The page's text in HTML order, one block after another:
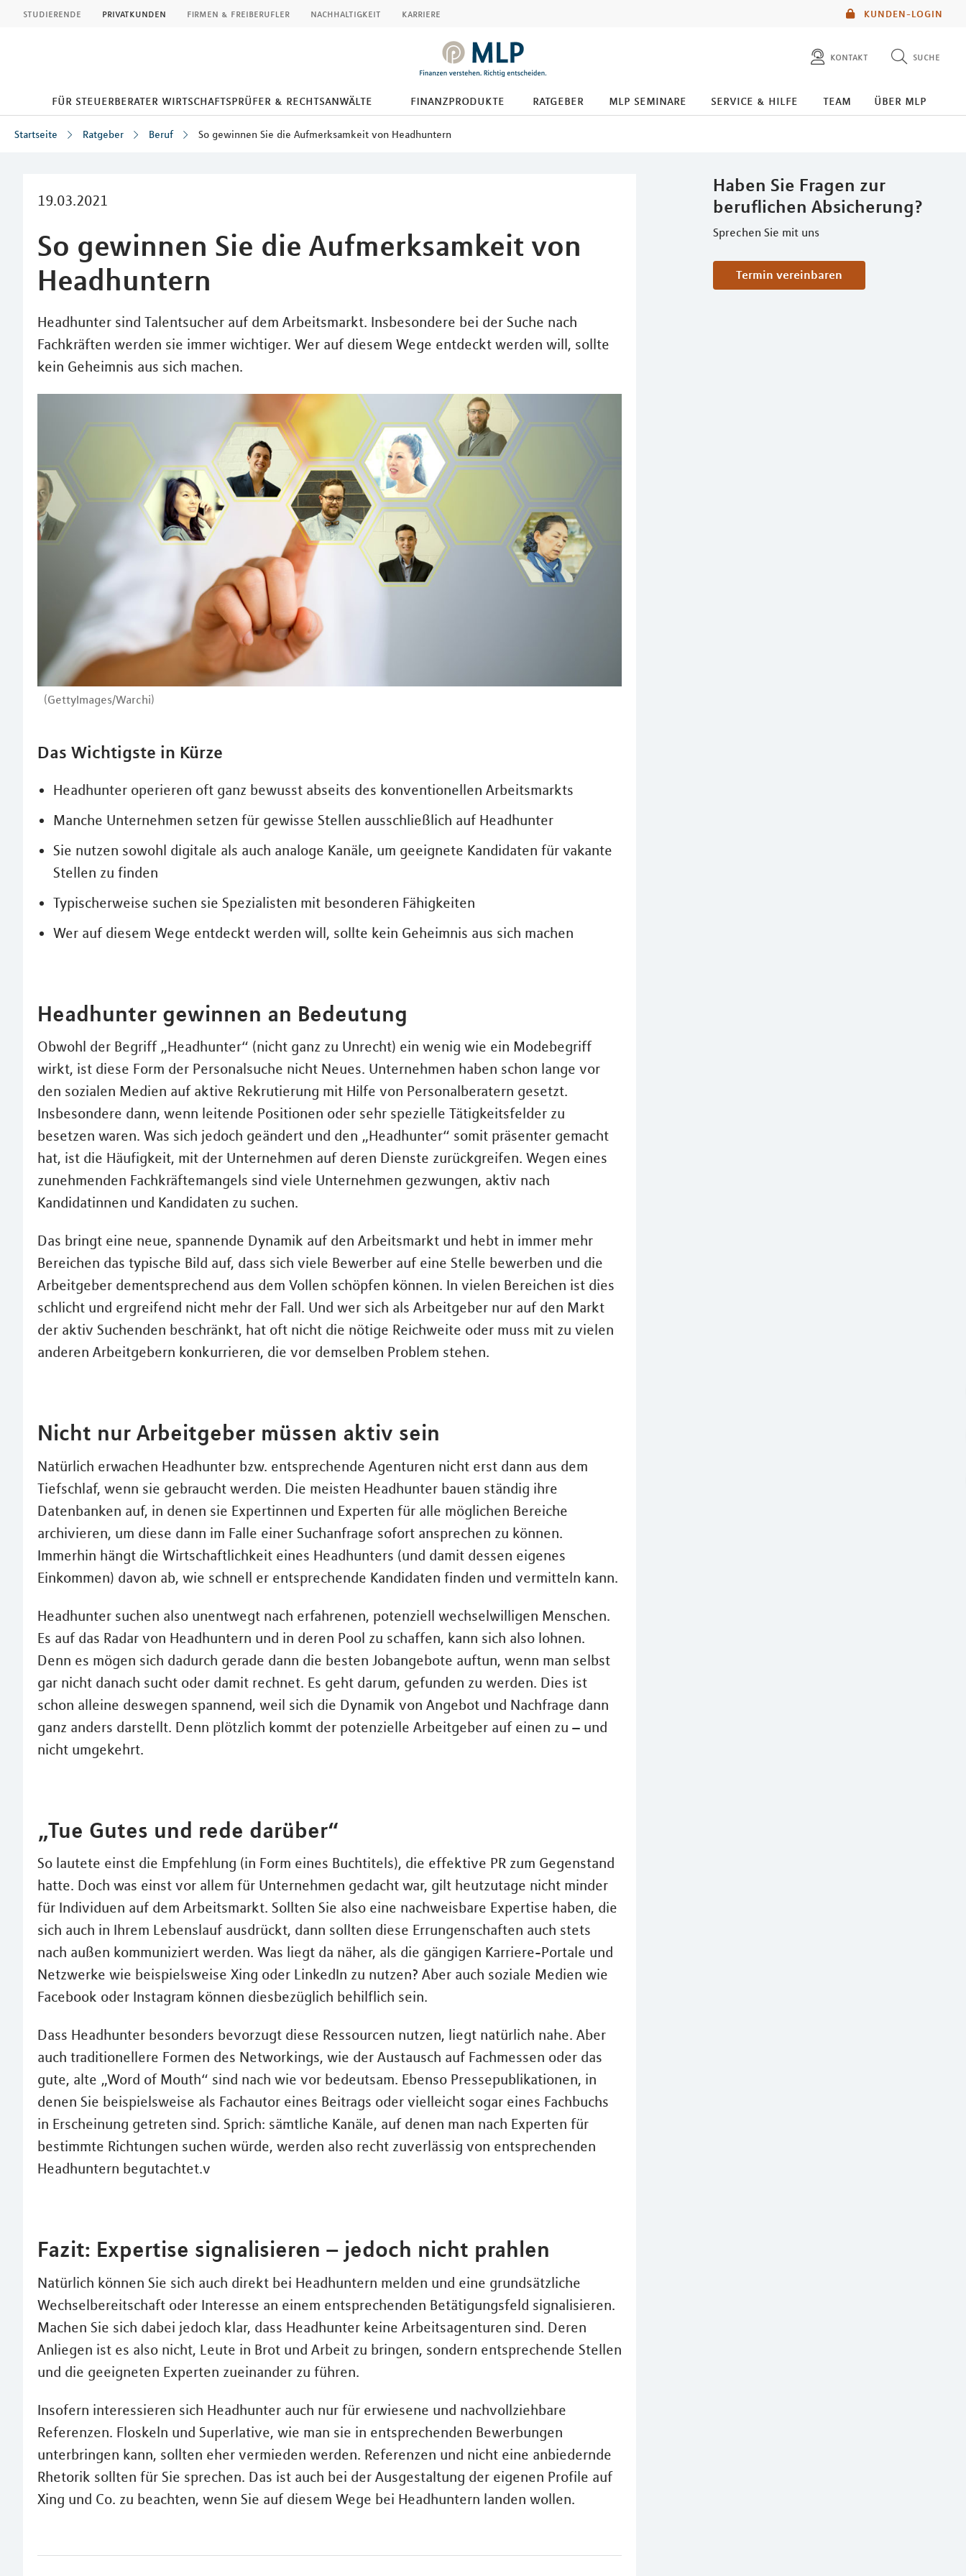
KUNDEN-LOGIN
studierende privatkunden firmen & freiberufler nachhaltigkeit karriere
kontakt suche
diese website durchsuchen
für steuerberater wirtschaftsprüfer & rechtsanwälte finanzprodukte ratgeber mlp seminare service & hilfe team über mlp
Startseite Ratgeber Beruf So gewinnen Sie die Aufmerksamkeit von Headhuntern
19.03.2021
So gewinnen Sie die Aufmerksamkeit von
Headhuntern
Headhunter sind Talentsucher auf dem Arbeitsmarkt. Insbesondere bei der Suche nach
Fachkräften werden sie immer wichtiger. Wer auf diesem Wege entdeckt werden will, sollte
kein Geheimnis aus sich machen.
(GettyImages/Warchi)
Haben Sie Fragen zur
beruflichen Absicherung?
Sprechen Sie mit uns
Termin vereinbaren
Das Wichtigste in Kürze
Headhunter operieren oft ganz bewusst abseits des konventionellen Arbeitsmarkts
Manche Unternehmen setzen für gewisse Stellen ausschließlich auf Headhunter
Sie nutzen sowohl digitale als auch analoge Kanäle, um geeignete Kandidaten für vakante
Stellen zu finden
Typischerweise suchen sie Spezialisten mit besonderen Fähigkeiten
Wer auf diesem Wege entdeckt werden will, sollte kein Geheimnis aus sich machen
Headhunter gewinnen an Bedeutung
Obwohl der Begriff „Headhunter“ (nicht ganz zu Unrecht) ein wenig wie ein Modebegriff
wirkt, ist diese Form der Personalsuche nicht Neues. Unternehmen haben schon lange vor
den sozialen Medien auf aktive Rekrutierung mit Hilfe von Personalberatern gesetzt.
Insbesondere dann, wenn leitende Positionen oder sehr spezielle Tätigkeitsfelder zu
besetzen waren. Was sich jedoch geändert und den „Headhunter“ somit präsenter gemacht
hat, ist die Häufigkeit, mit der Unternehmen auf deren Dienste zurückgreifen. Wegen eines
zunehmenden Fachkräftemangels sind viele Unternehmen gezwungen, aktiv nach
Kandidatinnen und Kandidaten zu suchen.
Das bringt eine neue, spannende Dynamik auf den Arbeitsmarkt und hebt in immer mehr
Bereichen das typische Bild auf, dass sich viele Bewerber auf eine Stelle bewerben und die
Arbeitgeber dementsprechend aus dem Vollen schöpfen können. In vielen Bereichen ist dies
schlicht und ergreifend nicht mehr der Fall. Und wer sich als Arbeitgeber nur auf den Markt
der aktiv Suchenden beschränkt, hat oft nicht die nötige Reichweite oder muss mit zu vielen
anderen Arbeitgebern konkurrieren, die vor demselben Problem stehen.
Nicht nur Arbeitgeber müssen aktiv sein
Natürlich erwachen Headhunter bzw. entsprechende Agenturen nicht erst dann aus dem
Tiefschlaf, wenn sie gebraucht werden. Die meisten Headhunter bauen ständig ihre
Datenbanken auf, in denen sie Expertinnen und Experten für alle möglichen Bereiche
archivieren, um diese dann im Falle einer Suchanfrage sofort ansprechen zu können.
Immerhin hängt die Wirtschaftlichkeit eines Headhunters (und damit dessen eigenes
Einkommen) davon ab, wie schnell er entsprechende Kandidaten finden und vermitteln kann.
Headhunter suchen also unentwegt nach erfahrenen, potenziell wechselwilligen Menschen.
Es auf das Radar von Headhuntern und in deren Pool zu schaffen, kann sich also lohnen.
Denn es mögen sich dadurch gerade dann die besten Jobangebote auftun, wenn man selbst
gar nicht danach sucht oder damit rechnet. Es geht darum, gefunden zu werden. Dies ist
schon alleine deswegen spannend, weil sich die Dynamik von Angebot und Nachfrage dann
ganz anders darstellt. Denn plötzlich kommt der potenzielle Arbeitgeber auf einen zu – und
nicht umgekehrt.
„Tue Gutes und rede darüber“
So lautete einst die Empfehlung (in Form eines Buchtitels), die effektive PR zum Gegenstand
hatte. Doch was einst vor allem für Unternehmen gedacht war, gilt heutzutage nicht minder
für Individuen auf dem Arbeitsmarkt. Sollten Sie also eine nachweisbare Expertise haben, die
sich auch in Ihrem Lebenslauf ausdrückt, dann sollten diese Errungenschaften auch stets
nach außen kommuniziert werden. Was liegt da näher, als die gängigen Karriere-Portale und
Netzwerke wie beispielsweise Xing oder LinkedIn zu nutzen? Aber auch soziale Medien wie
Facebook oder Instagram können diesbezüglich behilflich sein.
Dass Headhunter besonders bevorzugt diese Ressourcen nutzen, liegt natürlich nahe. Aber
auch traditionellere Formen des Networkings, wie der Austausch auf Fachmessen oder das
gute, alte „Word of Mouth“ sind nach wie vor bedeutsam. Ebenso Pressepublikationen, in
denen Sie beispielsweise als Fachautor eines Beitrags oder vielleicht sogar eines Fachbuchs
in Erscheinung getreten sind. Sprich: sämtliche Kanäle, auf denen man nach Experten für
bestimmte Richtungen suchen würde, werden also recht zuverlässig von entsprechenden
Headhuntern begutachtet.v
Fazit: Expertise signalisieren – jedoch nicht prahlen
Natürlich können Sie sich auch direkt bei Headhuntern melden und eine grundsätzliche
Wechselbereitschaft oder Interesse an einem entsprechenden Betätigungsfeld signalisieren.
Machen Sie sich dabei jedoch klar, dass Headhunter keine Arbeitsagenturen sind. Deren
Anliegen ist es also nicht, Leute in Brot und Arbeit zu bringen, sondern entsprechende Stellen
und die geeigneten Experten zueinander zu führen.
Insofern interessieren sich Headhunter auch nur für erwiesene und nachvollziehbare
Referenzen. Floskeln und Superlative, wie man sie in entsprechenden Bewerbungen
unterbringen kann, sollten eher vermieden werden. Referenzen und nicht eine anbiedernde
Rhetorik sollten für Sie sprechen. Das ist auch bei der Ausgestaltung der eigenen Profile auf
Xing und Co. zu beachten, wenn Sie auf diesem Wege bei Headhuntern landen wollen.